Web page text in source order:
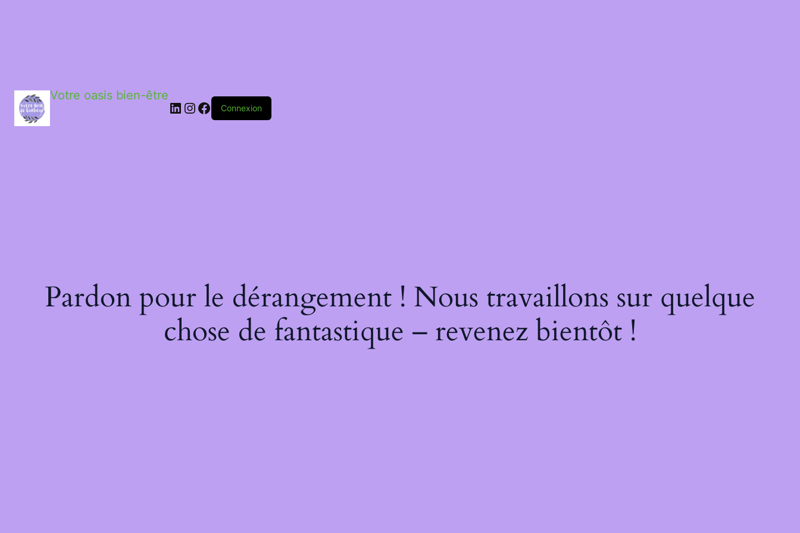
Votre oasis bien-être
LinkedIn
Instagram
Facebook
Connexion
Pardon pour le dérangement ! Nous travaillons sur quelque
chose de fantastique – revenez bientôt !